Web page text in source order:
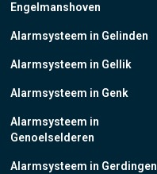
Engelmanshoven
Alarmsysteem in Gelinden
Alarmsysteem in Gellik
Alarmsysteem in Genk
Alarmsysteem in
Genoelselderen
Alarmsysteem in Gerdingen